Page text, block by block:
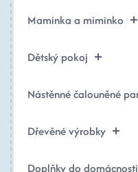
Maminka a miminko
Dětský pokoj
Nástěnné čalouněné
Dřevěné výrobky
Doplňky do domácnosti